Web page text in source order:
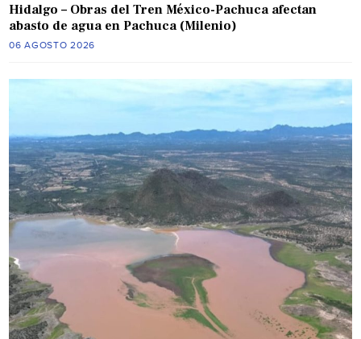
Hidalgo – Obras del Tren México-Pachuca afectan
abasto de agua en Pachuca (Milenio)
06 AGOSTO 2026